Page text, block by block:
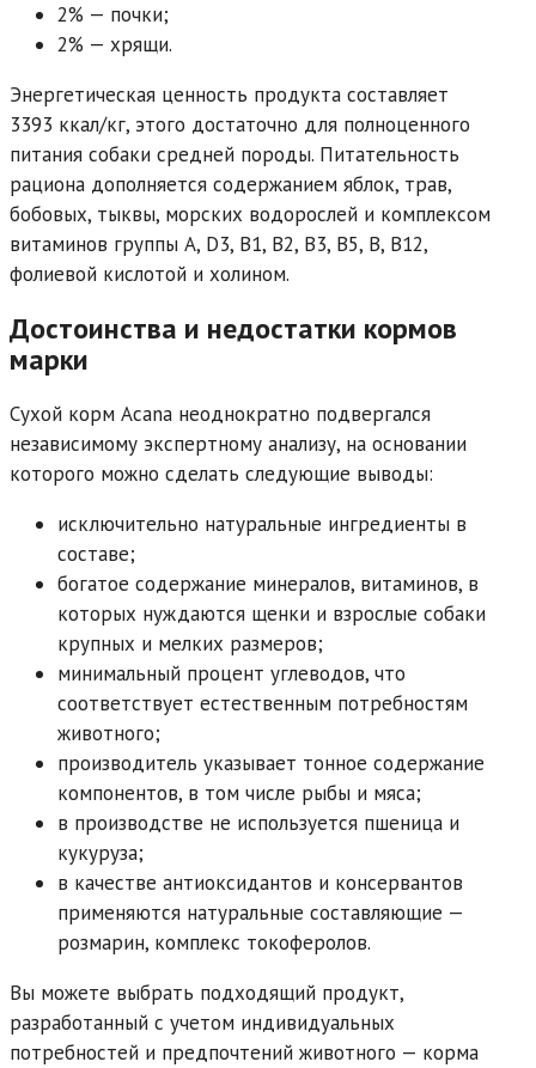
2% — почки;
2% — хрящи.
Энергетическая ценность продукта составляет
3393 ккал/кг, этого достаточно для полноценного
питания собаки средней породы. Питательность
рациона дополняется содержанием яблок, трав,
бобовых, тыквы, морских водорослей и комплексом
витаминов группы А, D3, В1, В2, В3, В5, В, В12,
фолиевой кислотой и холином.
Достоинства и недостатки кормов
марки
Сухой корм Acana неоднократно подвергался
независимому экспертному анализу, на основании
которого можно сделать следующие выводы:
исключительно натуральные ингредиенты в
составе;
богатое содержание минералов, витаминов, в
которых нуждаются щенки и взрослые собаки
крупных и мелких размеров;
минимальный процент углеводов, что
соответствует естественным потребностям
животного;
производитель указывает тонное содержание
компонентов, в том числе рыбы и мяса;
в производстве не используется пшеница и
кукуруза;
в качестве антиоксидантов и консервантов
применяются натуральные составляющие —
розмарин, комплекс токоферолов.
Вы можете выбрать подходящий продукт,
разработанный с учетом индивидуальных
потребностей и предпочтений животного — корма